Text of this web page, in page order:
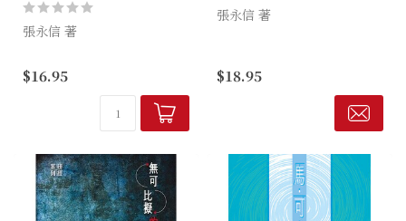
張永信 著
道人提摩太的教牧指引。他勸
勉提摩太堅守真道，傳揚福
音。兩卷書信講及屬靈領袖的
品格和素質、敬虔生活的模
$16.95
張永信 著
基本框架和內容，廣泛討論各
末世論的主題，例如，以色列
的問題、大災難及被提、敵基
$18.95